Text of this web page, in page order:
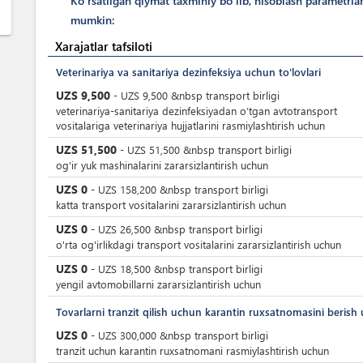
mumkin:
Xarajatlar tafsiloti
Veterinariya va sanitariya dezinfeksiya uchun to'lovlari
UZS 9,500 - UZS 9,500 &nbsp transport birligi
veterinariya-sanitariya dezinfeksiyadan o‘tgan avtotransport
vositalariga veterinariya hujjatlarini rasmiylashtirish uchun
UZS 51,500 - UZS 51,500 &nbsp transport birligi
og'ir yuk mashinalarini zararsizlantirish uchun
UZS 0 - UZS 158,200 &nbsp transport birligi
katta transport vositalarini zararsizlantirish uchun
UZS 0 - UZS 26,500 &nbsp transport birligi
o'rta og'irlikdagi transport vositalarini zararsizlantirish uchun
UZS 0 - UZS 18,500 &nbsp transport birligi
yengil avtomobillarni zararsizlantirish uchun
Tovarlarni tranzit qilish uchun karantin ruxsatnomasini
UZS 0 - UZS 300,000 &nbsp transport birligi
tranzit uchun karantin ruxsatnomani rasmiylashtirish uchun